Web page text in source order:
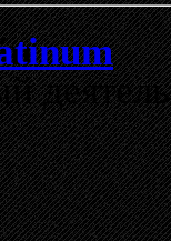
деятель